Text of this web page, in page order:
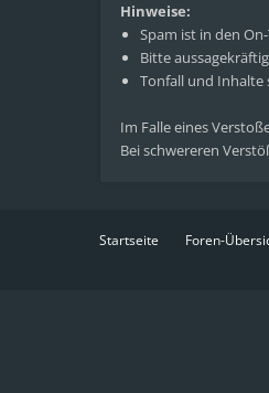
Hinweise:
Spam ist in den
Bitte
Tonfall und Inhalte
Im Falle eines
Bei schwereren
Startseite Foren-